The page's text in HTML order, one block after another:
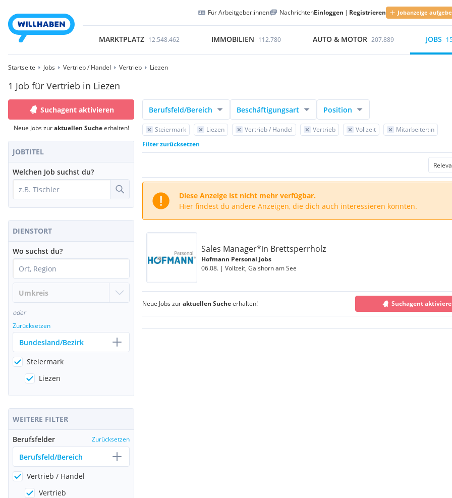
Für Arbeitgeber:innen NachrichtenEinloggen | Registrieren Jobanzeige
MARKTPLATZ 12.548.462 IMMOBILIEN 112.780 AUTO & MOTOR 207.889 JOBS
Startseite Jobs Vertrieb / Handel Vertrieb Liezen
1 Job für Vertrieb in Liezen
Suchagent aktivieren
Neue Jobs zuraktuellen Sucheerhalten!
JOBTITEL
Welchen Job suchst du?
DIENSTORT
Wo suchst du?
oder
Zurücksetzen
Bundesland/Bezirk
Steiermark
Liezen
WEITERE FILTER
Berufsfelder Zurücksetzen
Berufsfeld/Bereich
Vertrieb / Handel
Vertrieb
Berufsfeld/Bereich Beschäftigungsart Position
Steiermark Liezen Vertrieb / Handel Vertrieb Vollzeit
Mitarbeiter:in
Filter zurücksetzen
Diese Anzeige ist nicht mehr verfügbar.
Hier findest du andere Anzeigen, die dich auch interessieren könnten.
Sales Manager*in Brettsperrholz
Hofmann Personal Jobs
06.08. | Vollzeit, Gaishorn am See
Neue Jobs zuraktuellen Sucheerhalten! Suchagent